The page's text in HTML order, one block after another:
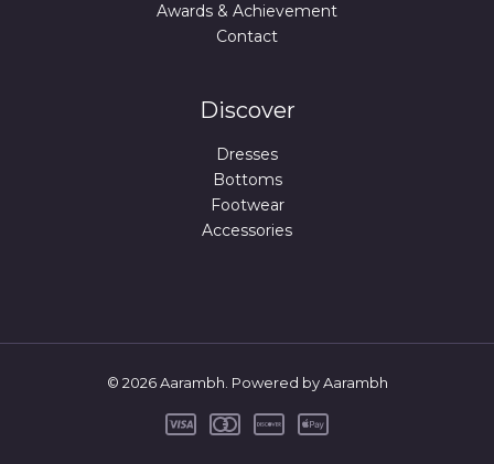
Awards & Achievement
Contact
Discover
Dresses
Bottoms
Footwear
Accessories
© 2026 Aarambh. Powered by Aarambh